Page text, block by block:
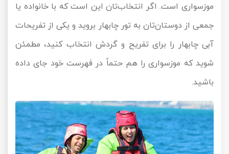
موزسواری است. اگر انتخاب‌تان این است که با خانواده‌ یا
جمعی از دوستان‌تان به تور چابهار بروید و یکی از تفریحات
آبی چابهار را برای تفریح و گردش انتخاب کنید، مطمئن
شوید که موزسواری را هم حتماً در فهرست خود جای داده
باشید.